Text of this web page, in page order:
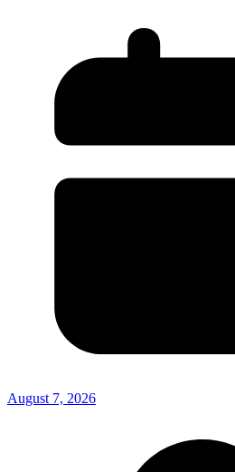
August 7, 2026